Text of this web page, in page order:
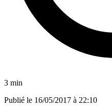
3 min
Publié le 16/05/2017 à 22:10